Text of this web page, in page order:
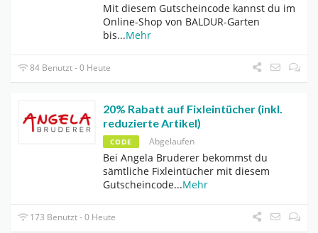
Mit diesem Gutscheincode kannst du im
Online-Shop von BALDUR-Garten
bis...Mehr
84 Benutzt - 0 Heute
20% Rabatt auf Fixleintücher (inkl.
reduzierte Artikel)
CODE Abgelaufen
Bei Angela Bruderer bekommst du
sämtliche Fixleintücher mit diesem
Gutscheincode...Mehr
173 Benutzt - 0 Heute